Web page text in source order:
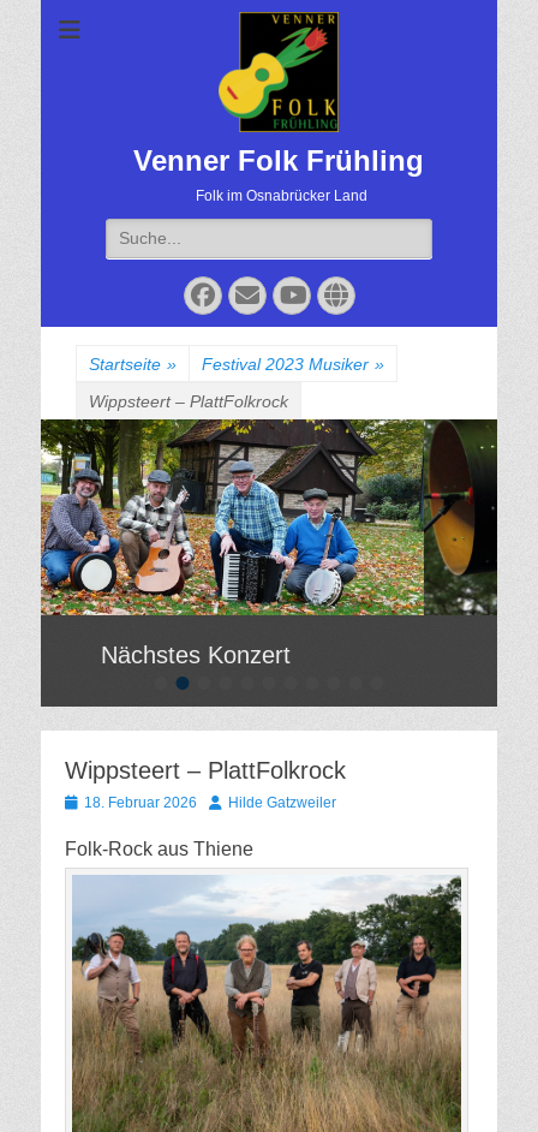
Venner Folk Frühling
Folk im Osnabrücker Land
Suche
für:
Facebook
EmailYouTube
Website
Startseite » Festival 2023 Musiker »
Wippsteert – PlattFolkrock
•
Nächstes Konzert
am
Von
Wippsteert – PlattFolkrock
Gepostet
18. Februar 2026 AutorHilde Gatzweiler
Folk-Rock aus Thiene